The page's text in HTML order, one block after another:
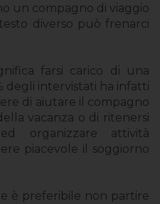
un compagno di viaggio
diverso può frenarci
farsi carico di una
degli intervistati ha infatti
di aiutare il compagno
vacanza o di ritenersi
organizzare attività
piacevole il soggiorno
è preferibile non partire